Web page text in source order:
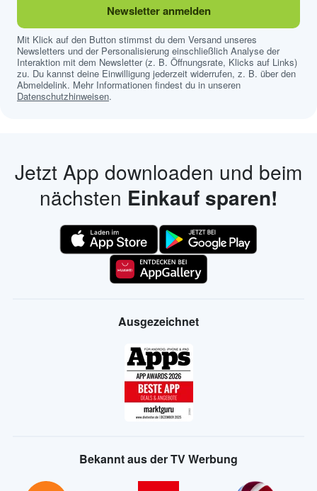
Newsletter anmelden
Mit Klick auf den Button stimmst du dem Versand unseres
Newsletters und der Personalisierung einschließlich Analyse der
Interaktion mit dem Newsletter (z. B. Öffnungsrate, Klicks auf Links)
zu. Du kannst deine Einwilligung jederzeit widerrufen, z. B. über den
Abmeldelink. Mehr Informationen findest du in unseren
Datenschutzhinweisen.
Jetzt App downloaden und beim
nächsten Einkauf sparen!
Ausgezeichnet
Bekannt aus der TV Werbung